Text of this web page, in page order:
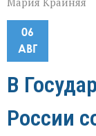
06
АВГ
В
России